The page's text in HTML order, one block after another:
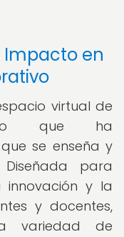
Impacto en
virtual de
que ha
se enseña y
para
y la
y docentes,
variedad de